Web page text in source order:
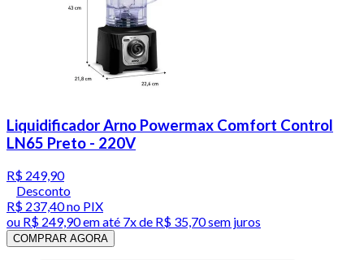
Liquidificador Arno Powermax Comfort Control
LN65 Preto - 220V
R$ 249,90
Desconto
R$ 237,40no PIX
ou R$ 249,90em até 7x de R$ 35,70 sem juros
COMPRAR AGORA